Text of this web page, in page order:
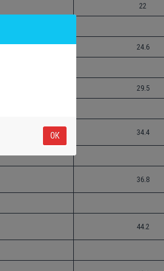
22
24.6
29.5
34.4
36.8
44.2
ОК